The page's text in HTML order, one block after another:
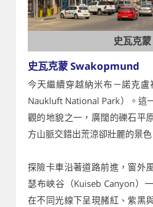
史瓦克蒙
史瓦克蒙 Swakopmund
今天繼續穿越納米布－諾克
Naukluft National Park）。這
觀的地貌之一，廣闊的礫石平
方山脈交錯出荒涼卻壯麗的景色
探險卡車沿著道路前進，窗外
瑟布峽谷（Kuiseb Canyon）
在不同光線下呈現赭紅、紫黑